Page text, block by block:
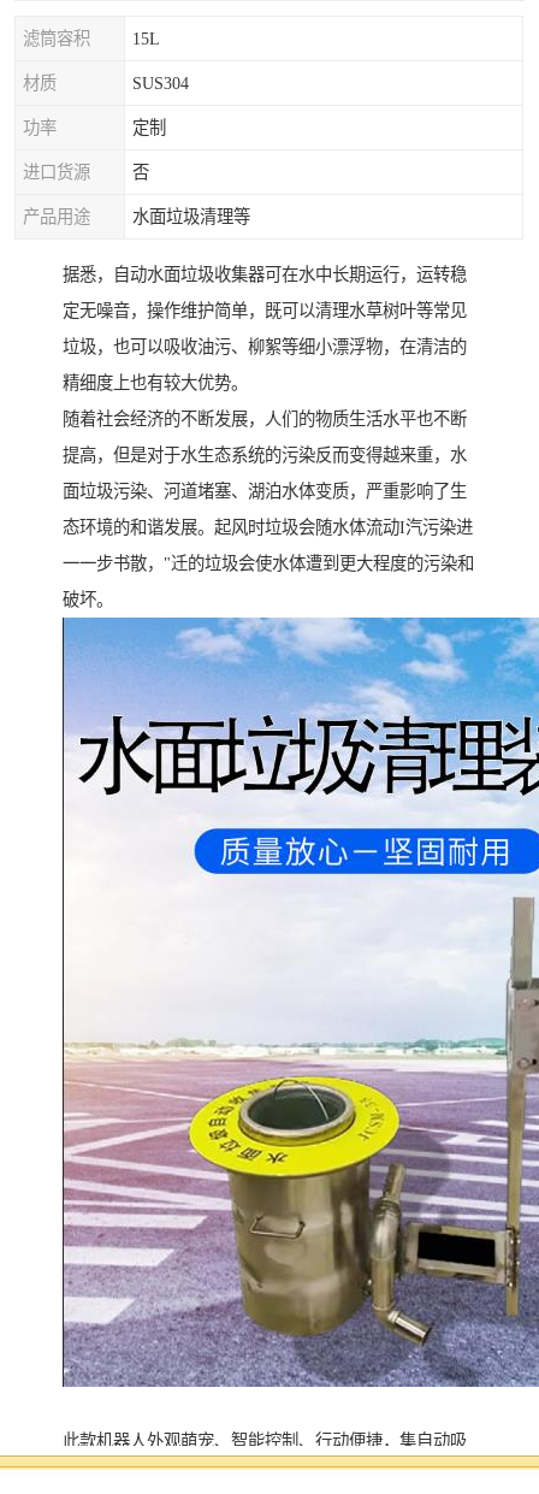
滤筒容积 15L
材质 SUS304
功率 定制
进口货源 否
产品用途 水面垃圾清理等
据悉，自动水面垃圾收集器可在水中长期运行，运转稳
定无噪音，操作维护简单，既可以清理水草树叶等常见
垃圾，也可以吸收油污、柳絮等细小漂浮物，在清洁的
精细度上也有较大优势。
随着社会经济的不断发展，人们的物质生活水平也不断
提高，但是对于水生态系统的污染反而变得越来重，水
面垃圾污染、河道堵塞、湖泊水体变质，严重影响了生
态环境的和谐发展。起风时垃圾会随水体流动I汽污染进
一一步书散，"迁的垃圾会使水体遭到更大程度的污染和
破坏。
此款机器人外观萌宠、智能控制、行动便捷，集自动吸
收系统、太阳能供电系统及控制系统于一身，具有操作